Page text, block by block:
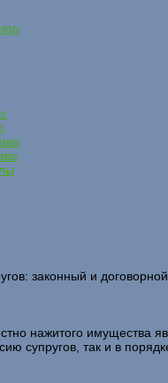
законный и
нажитого имущества
супругов, так и в